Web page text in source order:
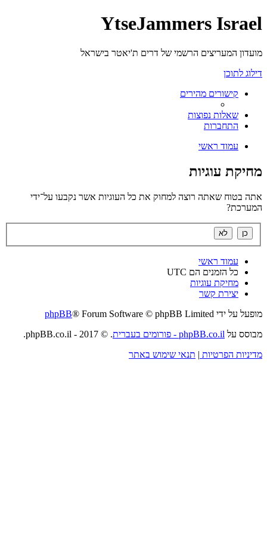
YtseJammers Israel
מועדון המעריצים הרשמי של דרים ת'יאטר בישראל
דילוג לתוכן
קישורים מהירים
שאלות נפוצות
התחברות
עמוד ראשי
מחיקת עוגיות
אתה בטוח שאתה רוצה למחוק את כל העוגיות אשר נקבעו על־ידי
המערכת?
עמוד ראשי
כל הזמנים הם UTC
מחיקת עוגיות
יצירת קשר
מופעל על ידי
phpBB® Forum Software © phpBB Limited
מבוסס על phpBB.co.il - פורומים בעברית
. © 2017 - phpBB.co.il.
מדיניות הפרטיות | תנאי שימוש באתר